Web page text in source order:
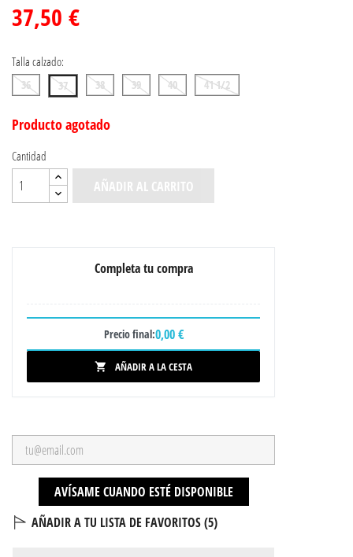
37,50 €
Talla calzado:
36 37 38 39 40 41 1/2
Producto agotado
Cantidad
AÑADIR AL CARRITO
Completa tu compra
Precio final:0,00 €
 AÑADIR A LA CESTA
AVÍSAME CUANDO ESTÉ DISPONIBLE
AÑADIR A TU LISTA DE FAVORITOS (5)